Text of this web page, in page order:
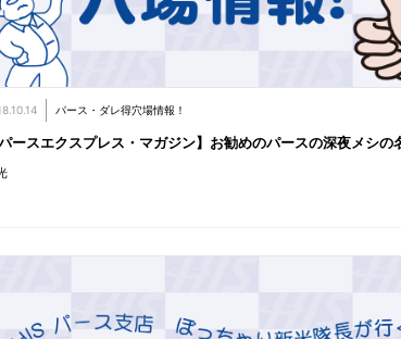
パース・ダレ得穴場情報！
パースエクスプレス・マガジン】お勧めのパースの深夜メシの